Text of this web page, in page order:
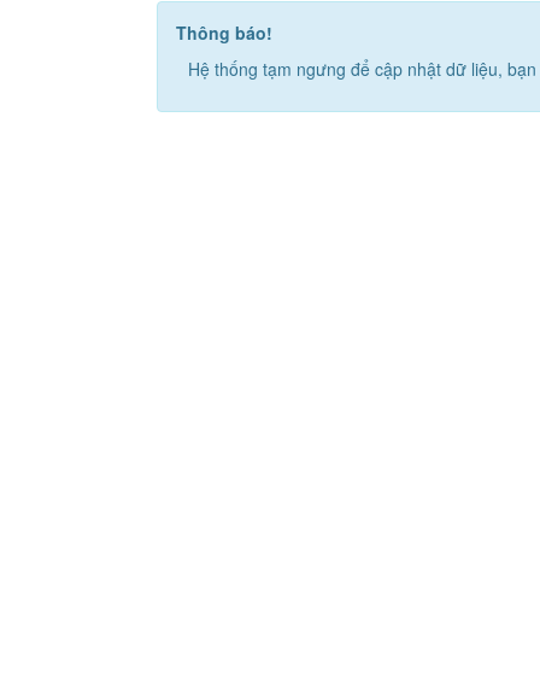
Thông báo!
Hệ thống tạm ngưng để cập nhật dữ liệu,